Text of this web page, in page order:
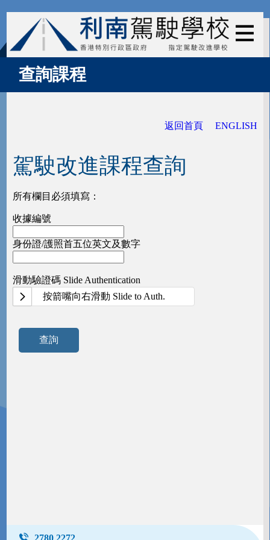
查詢課程
返回首頁 ENGLISH
駕駛改進課程查詢
所有欄目必須填寫：
收據編號
身份證/護照首五位英文及數字
滑動驗證碼 Slide Authentication
按箭嘴向右滑動 Slide to Auth.
查詢
2780 2272